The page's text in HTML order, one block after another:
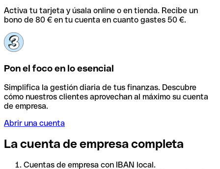
Activa tu tarjeta y úsala online o en tienda. Recibe un
bono de 80 € en tu cuenta en cuanto gastes 50 €.
Pon el foco en lo esencial
Simplifica la gestión diaria de tus finanzas. Descubre
cómo nuestros clientes aprovechan al máximo su cuenta
de empresa.
Abrir una cuenta
La cuenta de empresa completa
Cuentas de empresa con IBAN local.